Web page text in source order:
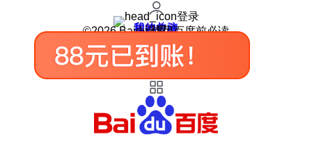
登录
我的关注
我的收藏
皮肤中心
用户反馈
设置
©2026 Baidu 使用百度前必读